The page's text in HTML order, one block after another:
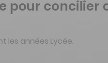
pour concilier
les années Lycée.